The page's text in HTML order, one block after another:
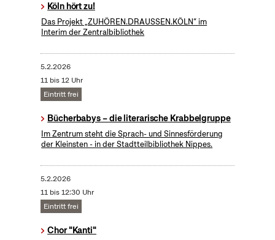
Köln hört zu!
Das Projekt „ZUHÖREN.DRAUSSEN.KÖLN“ im
Interim der Zentralbibliothek
5.2.2026
11 bis 12 Uhr
Eintritt frei
Bücherbabys – die literarische Krabbelgruppe
Im Zentrum steht die Sprach- und Sinnesförderung
der Kleinsten - in der Stadtteilbibliothek Nippes.
5.2.2026
11 bis 12:30 Uhr
Eintritt frei
Chor "Kanti"